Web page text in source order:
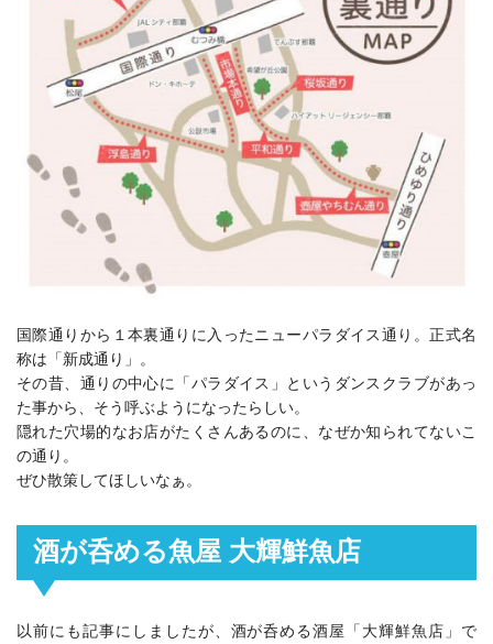
国際通りから１本裏通りに入ったニューパラダイス通り。正式名
称は「新成通り」。
その昔、通りの中心に「パラダイス」というダンスクラブがあっ
た事から、そう呼ぶようになったらしい。
隠れた穴場的なお店がたくさんあるのに、なぜか知られてないこ
の通り。
ぜひ散策してほしいなぁ。
酒が呑める魚屋 大輝鮮魚店
以前にも記事にしましたが、酒が呑める酒屋「大輝鮮魚店」で